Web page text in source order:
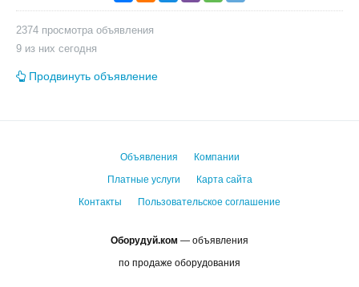
2374 просмотра объявления
9 из них сегодня
Продвинуть объявление
Оборудуй.ком — объявления
по продаже оборудования
Объявления
Компании
Платные услуги
Карта сайта
Контакты
Пользовательское соглашение